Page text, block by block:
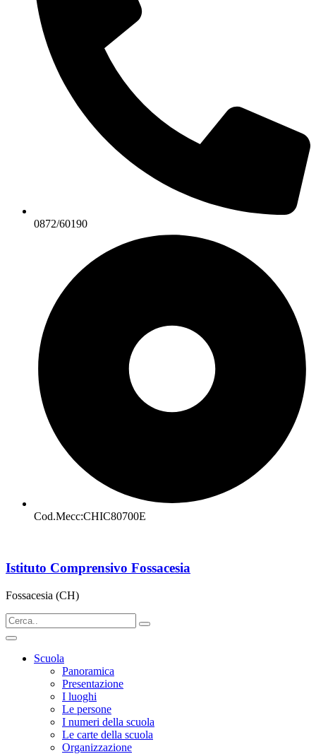
0872/60190
Cod.Mecc:CHIC80700E
Istituto Comprensivo Fossacesia
Fossacesia (CH)
Scuola
Panoramica
Presentazione
I luoghi
Le persone
I numeri della scuola
Le carte della scuola
Organizzazione